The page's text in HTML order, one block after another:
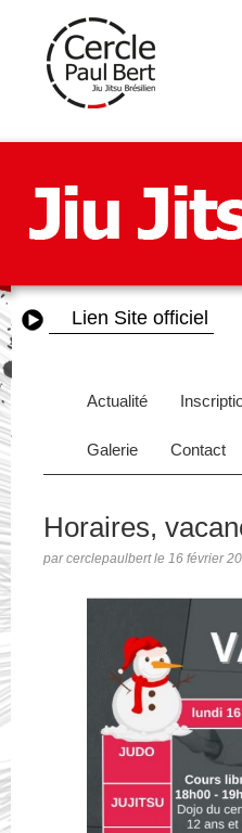
Lien Site officiel
Actualité
Galerie Contact
Horaires,
par cerclepaulbert le 16 février